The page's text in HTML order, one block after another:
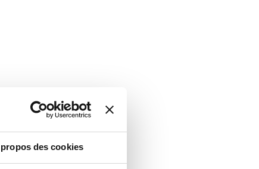
des cookies